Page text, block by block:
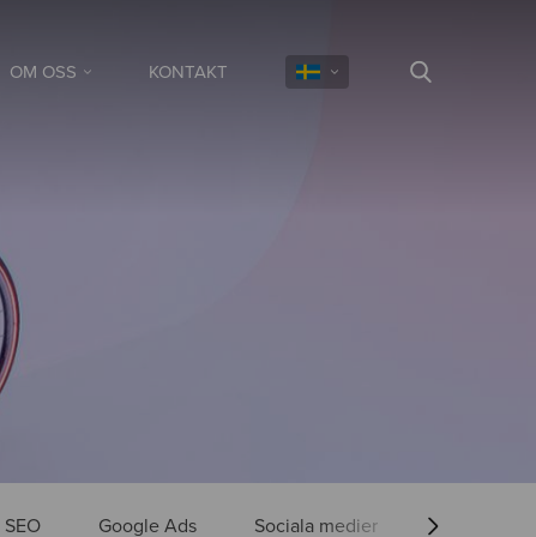
OM OSS KONTAKT
SEO Google Ads Sociala medier Webbhotell